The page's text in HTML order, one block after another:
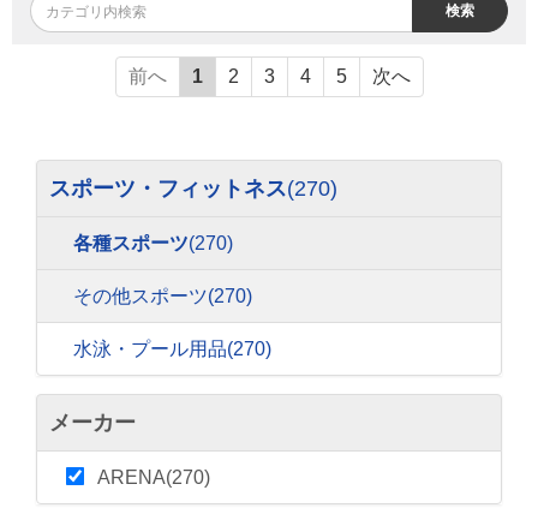
検索
前へ 1 2 3 4 5 次へ
スポーツ・フィットネス(270)
各種スポーツ(270)
その他スポーツ(270)
水泳・プール用品(270)
メーカー
ARENA(270)